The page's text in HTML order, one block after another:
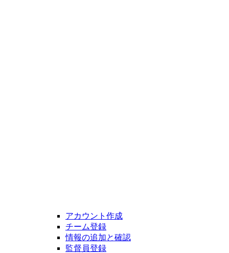
アカウント作成
チーム登録
情報の追加と確認
監督員登録